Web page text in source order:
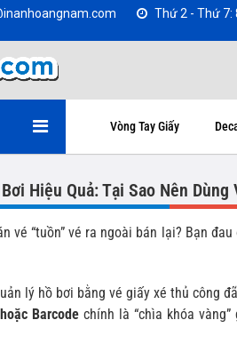
Thứ 2 - Thứ 7:
Vòng Tay Giấy
Hiệu Quả: Tại Sao Nên Dùng
vé “tuồn” vé ra ngoài bán lại? Bạn
lý hồ bơi bằng vé giấy xé thủ công
Barcode chính là “chìa khóa